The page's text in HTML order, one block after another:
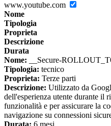
www.youtube.com
Nome
Tipologia
Proprieta
Descrizione
Durata
Nome: __Secure-
Tipologia: tecnico
Proprieta: Terze parti
Descrizione: Utilizzato da
dell'esperienza utente durante il
funzionalità e per assicurare la
navigazione su connessioni